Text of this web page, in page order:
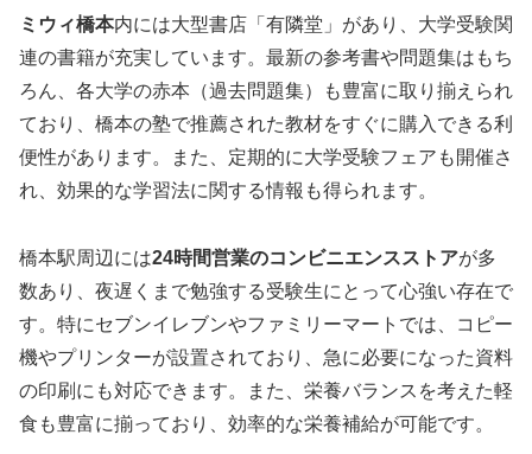
ミウィ橋本内には大型書店「有隣堂」があり、大学受験関
連の書籍が充実しています。最新の参考書や問題集はもち
ろん、各大学の赤本（過去問題集）も豊富に取り揃えられ
ており、橋本の塾で推薦された教材をすぐに購入できる利
便性があります。また、定期的に大学受験フェアも開催さ
れ、効果的な学習法に関する情報も得られます。
橋本駅周辺には24時間営業のコンビニエンスストアが多
数あり、夜遅くまで勉強する受験生にとって心強い存在で
す。特にセブンイレブンやファミリーマートでは、コピー
機やプリンターが設置されており、急に必要になった資料
の印刷にも対応できます。また、栄養バランスを考えた軽
食も豊富に揃っており、効率的な栄養補給が可能です。